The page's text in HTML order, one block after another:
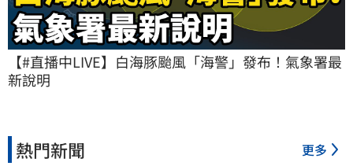
【#直播中LIVE】白海豚颱風「海警」發布！氣象署最
新說明
熱門新聞 更多